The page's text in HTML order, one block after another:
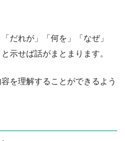
だれが」「何を」「なぜ」
示せば話がまとまります。
を理解することができるよう